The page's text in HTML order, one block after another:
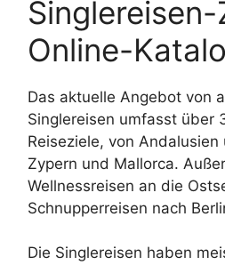
Singlereisen-
Online-
Das aktuelle Angebot von
Singlereisen umfasst über
Reiseziele, von
Zypern und Mallorca.
Wellnessreisen an die
Schnupperreisen nach
Die Singlereisen haben